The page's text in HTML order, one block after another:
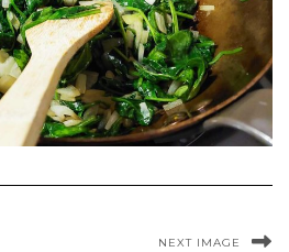
NEXT IMAGE